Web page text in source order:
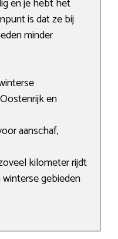
en je hebt het
is dat ze bij
minder
en
aanschaf,
kilometer rijdt
gebieden